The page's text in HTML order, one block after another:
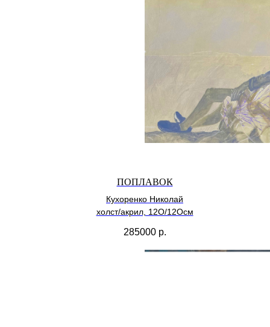
ПОПЛАВОК
Кухоренко Николай
холст/акрил, 12О/12Осм
285000 р.